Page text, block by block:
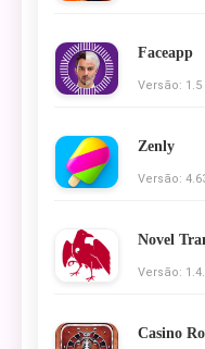
Faceapp
Versão: 1.5
Zenly
Versão:
Novel
Versão:
Casino